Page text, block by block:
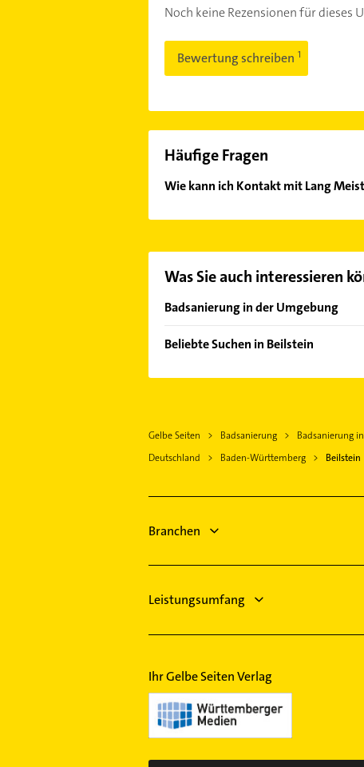
Noch keine Rezensionen für dieses
Bewertung schreiben
Häufige Fragen
Wie kann ich Kontakt mit Lang
Was Sie auch interessieren
Badsanierung in der Umgebung
Heilbronn Neckar
Ludwigsburg Württemberg
Beliebte Suchen in Beilstein
Immobilien
Immobilienmakler
Gartenbau & Landschaftsbau
Gelbe Seiten Badsanierung Badsanierung
Deutschland
Baden-Württemberg Beilstein
Branchen
Leistungsumfang
Ihr Gelbe Seiten Verlag